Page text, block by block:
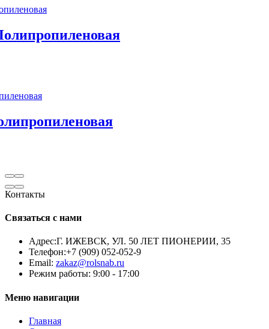
Контакты
Связаться с нами
Адрес:Г. ИЖЕВСК, УЛ. 50 ЛЕТ ПИОНЕРИИ, 35
Телефон:+7 (909) 052-052-9
Email: zakaz@rolsnab.ru
Режим работы: 9:00 - 17:00
Меню навигации
Главная